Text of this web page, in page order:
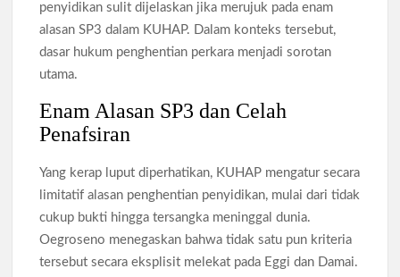
penyidikan sulit dijelaskan jika merujuk pada enam
alasan SP3 dalam KUHAP. Dalam konteks tersebut,
dasar hukum penghentian perkara menjadi sorotan
utama.
Enam Alasan SP3 dan Celah
Penafsiran
Yang kerap luput diperhatikan, KUHAP mengatur secara
limitatif alasan penghentian penyidikan, mulai dari tidak
cukup bukti hingga tersangka meninggal dunia.
Oegroseno menegaskan bahwa tidak satu pun kriteria
tersebut secara eksplisit melekat pada Eggi dan Damai.